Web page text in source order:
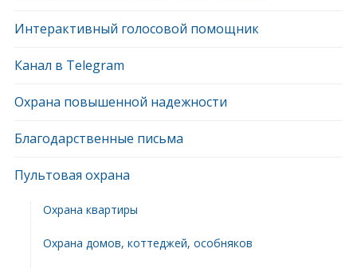
Интерактивный голосовой помощник
Канал в Telegram
Охрана повышенной надежности
Благодарственные письма
Пультовая охрана
Охрана квартиры
Охрана домов, коттеджей, особняков